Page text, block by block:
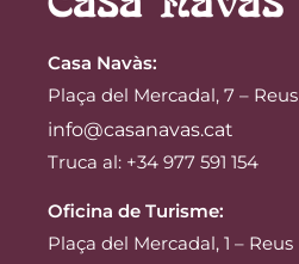
Casa Navàs:
Plaça del Mercadal, 7 – Reus
info@casanavas.cat
Truca al: +34 977 591 154
Oficina de Turisme:
Plaça del Mercadal, 1 – Reus